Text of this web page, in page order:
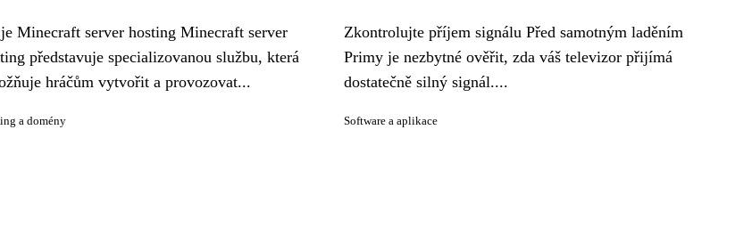
Minecraft server hosting Minecraft server
představuje specializovanou službu, která
hráčům vytvořit a provozovat...
a domény
Zkontrolujte příjem signálu Před samotným laděním
Primy je nezbytné ověřit, zda váš televizor přijímá
dostatečně silný signál....
Software a aplikace